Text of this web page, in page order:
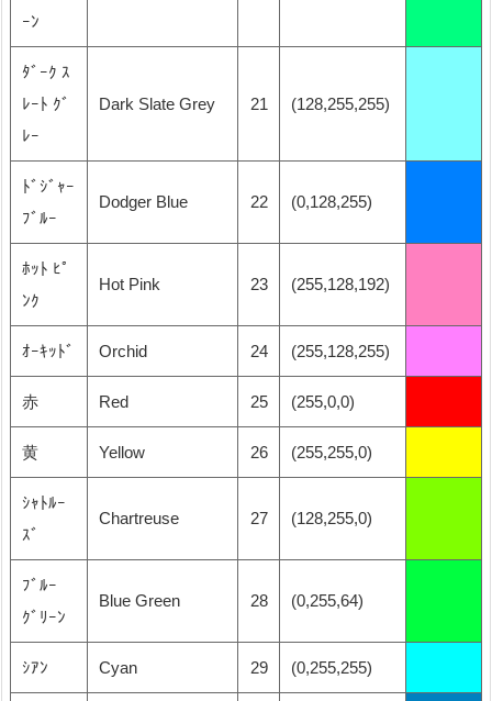
ｰﾝ
ﾀﾞｰｸ ｽ
ﾚｰﾄ ｸﾞ
ﾚｰ
Dark Slate Grey 21 (128,255,255)
ﾄﾞｼﾞｬｰ
ﾌﾞﾙｰ
Dodger Blue 22 (0,128,255)
ﾎｯﾄ ﾋﾟ
ﾝｸ
Hot Pink 23 (255,128,192)
ｵｰｷｯﾄﾞ Orchid 24 (255,128,255)
赤 Red 25 (255,0,0)
黄 Yellow 26 (255,255,0)
ｼｬﾄﾙｰ
ｽﾞ
Chartreuse 27 (128,255,0)
ﾌﾞﾙｰ
ｸﾞﾘｰﾝ
Blue Green 28 (0,255,64)
ｼｱﾝ Cyan 29 (0,255,255)